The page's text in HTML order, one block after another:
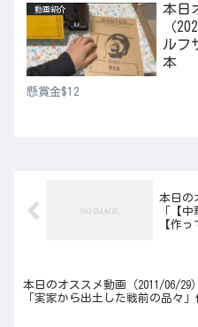
動画紹介
本日
（
ルフ
本
懸賞金$12
本日の
「【
【作
本日のオススメ動画（2011/06/29
「実家から出土した戦前の品々」